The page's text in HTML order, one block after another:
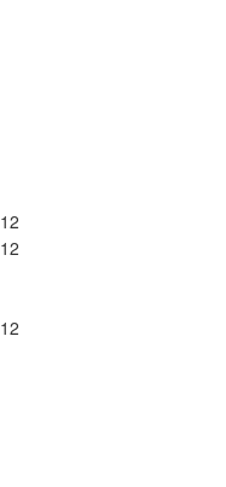
12
12
12